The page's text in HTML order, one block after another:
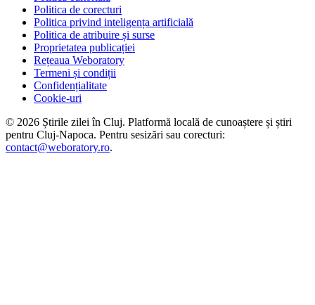
Politica de corecturi
Politica privind inteligența artificială
Politica de atribuire și surse
Proprietatea publicației
Rețeaua Weboratory
Termeni și condiții
Confidențialitate
Cookie-uri
© 2026 Știrile zilei în Cluj. Platformă locală de cunoaștere și știri
pentru Cluj-Napoca. Pentru sesizări sau corecturi:
contact@weboratory.ro.